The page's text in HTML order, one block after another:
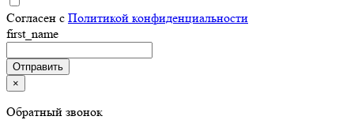
Согласен с Политикой конфиденциальности
first_name
×
Обратный звонок